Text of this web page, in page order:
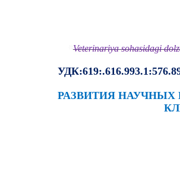
Veterinariya sohasidagi
РАЗВИТИЯ НАУЧНЫХ